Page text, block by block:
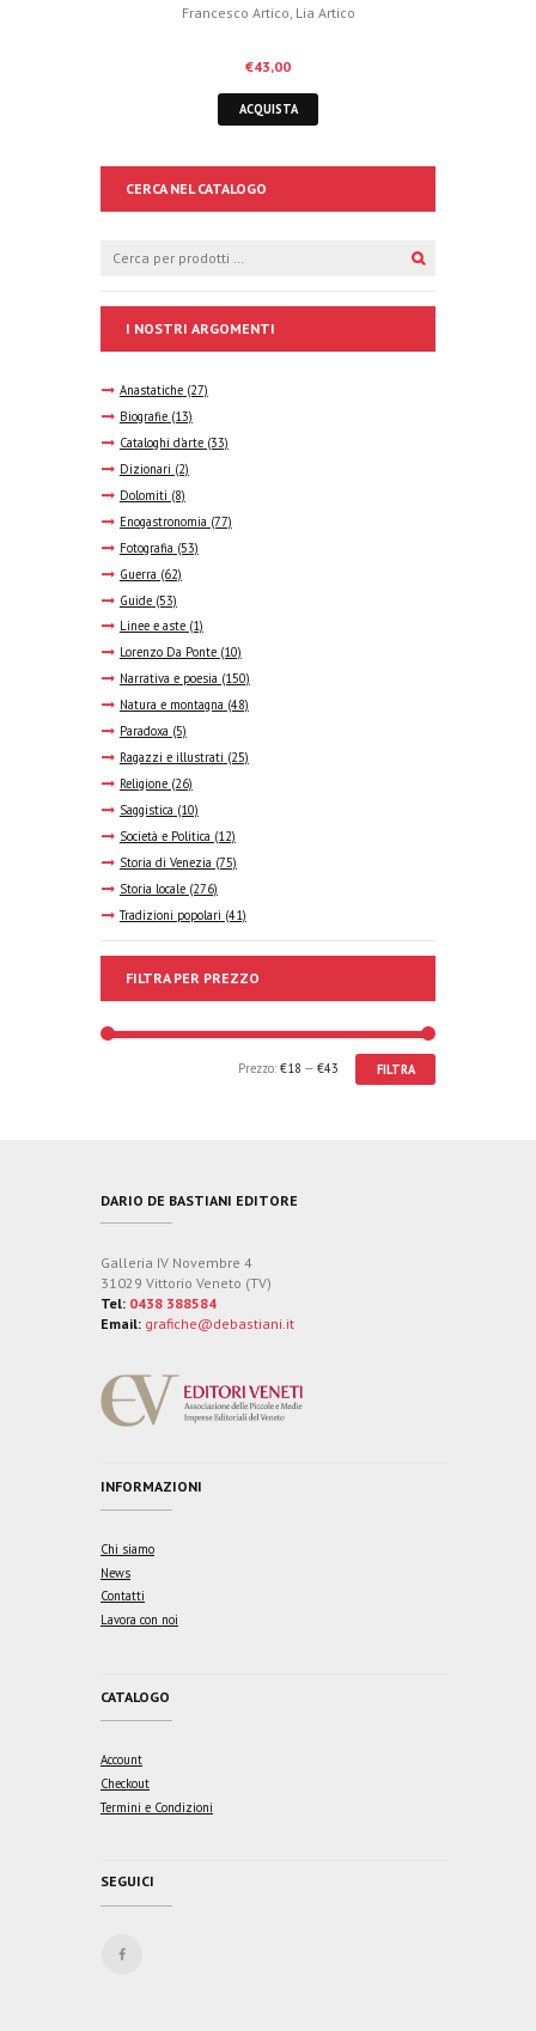
Francesco Artico, Lia Artico
€43,00
ACQUISTA
CERCA NEL CATALOGO
I NOSTRI ARGOMENTI
Anastatiche (27)
Biografie (13)
Cataloghi d'arte (33)
Dizionari (2)
Dolomiti (8)
Enogastronomia (77)
Fotografia (53)
Guerra (62)
Guide (53)
Linee e aste (1)
Lorenzo Da Ponte (10)
Narrativa e poesia (150)
Natura e montagna (48)
Paradoxa (5)
Ragazzi e illustrati (25)
Religione (26)
Saggistica (10)
Società e Politica (12)
Storia di Venezia (75)
Storia locale (276)
Tradizioni popolari (41)
FILTRA PER PREZZO
FILTRA
Prezzo: €18 — €43
DARIO DE BASTIANI EDITORE
Galleria IV Novembre 4
31029 Vittorio Veneto (TV)
Tel: 0438 388584
Email: grafiche@debastiani.it
INFORMAZIONI
Chi siamo
News
Contatti
Lavora con noi
CATALOGO
Account
Checkout
Termini e Condizioni
SEGUICI